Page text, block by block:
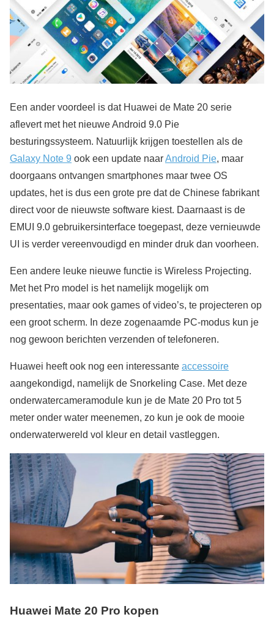
Een ander voordeel is dat Huawei de Mate 20 serie
aflevert met het nieuwe Android 9.0 Pie
besturingssysteem. Natuurlijk krijgen toestellen als de
Galaxy Note 9 ook een update naarAndroid Pie, maar
doorgaans ontvangen smartphones maar twee OS
updates, het is dus een grote pre dat de Chinese fabrikant
direct voor de nieuwste software kiest. Daarnaast is de
EMUI 9.0 gebruikersinterface toegepast, deze vernieuwde
UI is verder vereenvoudigd en minder druk dan voorheen.
Een andere leuke nieuwe functie is Wireless Projecting.
Met het Pro model is het namelijk mogelijk om
presentaties, maar ook games of video’s, te projecteren op
een groot scherm. In deze zogenaamde PC-modus kun je
nog gewoon berichten verzenden of telefoneren.
Huawei heeft ook nog een interessante accessoire
aangekondigd, namelijk de Snorkeling Case. Met deze
onderwatercameramodule kun je de Mate 20 Pro tot 5
meter onder water meenemen, zo kun je ook de mooie
onderwaterwereld vol kleur en detail vastleggen.
Huawei Mate 20 Pro kopen